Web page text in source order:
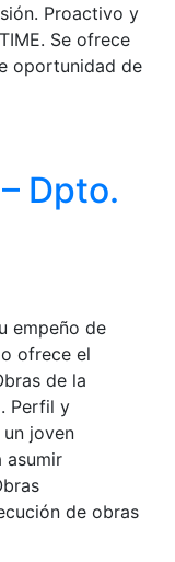
Proactivo y
Se ofrece
oportunidad de
Dpto.
empeño de
ofrece el
de la
Perfil y
joven
asumir
de obras